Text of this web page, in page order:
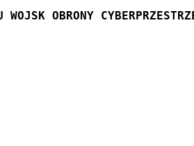
WOJSK OBRONY